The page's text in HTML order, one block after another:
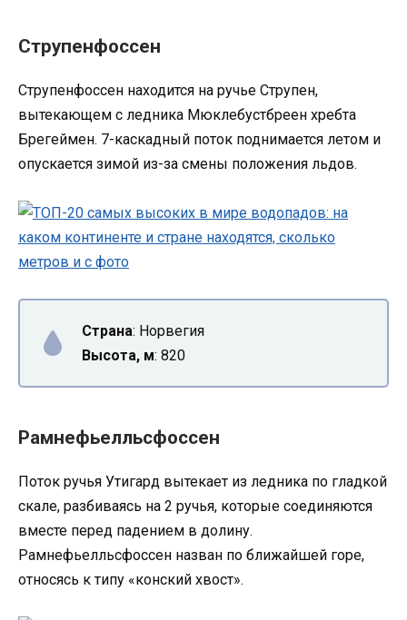
Струпенфоссен
Струпенфоссен находится на ручье Струпен,
вытекающем с ледника Мюклебустбреен хребта
Брегеймен. 7-каскадный поток поднимается летом и
опускается зимой из-за смены положения льдов.
Страна: Норвегия
Высота, м: 820
Рамнефьелльсфоссен
Поток ручья Утигард вытекает из ледника по гладкой
скале, разбиваясь на 2 ручья, которые соединяются
вместе перед падением в долину.
Рамнефьелльсфоссен назван по ближайшей горе,
относясь к типу «конский хвост».